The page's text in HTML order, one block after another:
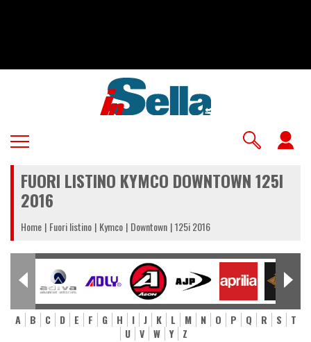
FUORI LISTINO KYMCO DOWNTOWN 125I
2016
Home Fuori listino Kymco Downtown 125i 2016
A B C D E F G H I J K L M N O P Q R S
T
U
V W Y Z